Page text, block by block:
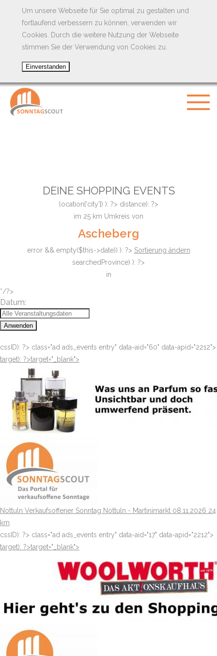
Um unsere Webseite für Sie optimal zu gestalten und
fortlaufend verbessern zu können, verwenden wir
Cookies. Durch die weitere Nutzung der Webseite
stimmen Sie der Verwendung von Cookies zu.
DEINE SHOPPING EVENTS
location['city']) ): ?> distance): ?>
im 25 km Umkreis von
Ascheberg
error && empty($this->date)) ): ?> Sortierung ändern
searchedProvince) ): ?>
in
*/?>
Datum:
Anwenden
cssID): ?> class="ad ads_events entry" data-aid="60" data-apid="2212">
target): ?>target="_blank">
Nottuln Verkaufsoffener Sonntag Nottuln - Martinimarkt 08.11.2026 24
km
cssID): ?> class="ad ads_events entry" data-aid="17" data-apid="2212">
target): ?>target="_blank">